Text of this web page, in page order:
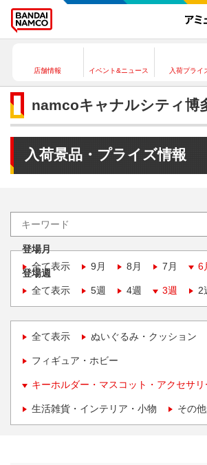
店舗情報 イベント&ニュース 入荷プライ
namcoキャナルシティ博
入荷景品・プライズ情報
登場月
全て表示
9月 8月 7月 6
登場週
全て表示
5週 4週 3週 2
全て表示 ぬいぐるみ・クッション
フィギュア・ホビー
キーホルダー・マスコット・アクセサリ
生活雑貨・インテリア・小物 その